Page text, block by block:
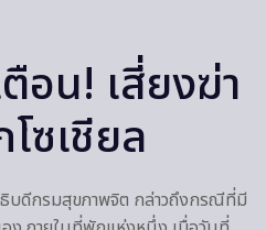
น! เสี่ยงฆ่า
ซเชียล
บดีกรมสุขภาพจิต กล่าวถึงกรณีที่มี